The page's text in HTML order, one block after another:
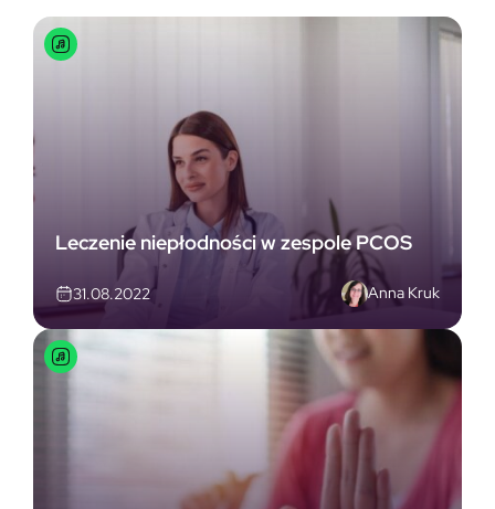
Leczenie niepłodności w zespole PCOS
31.08.2022 Anna Kruk